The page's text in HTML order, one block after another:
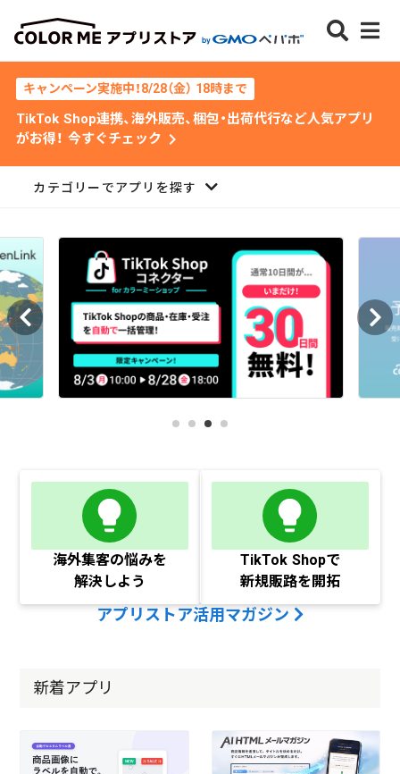
キャンペーン実施中！8/28（金） 18時まで
TikTok Shop連携、海外販売、梱包・出荷代行など人気アプリ
がお得！ 今すぐチェック chevron_right
カテゴリーでアプリを探す
海外集客の悩みを
解決しよう
TikTok Shopで
新規販路を開拓
アプリストア活用マガジン
新着アプリ